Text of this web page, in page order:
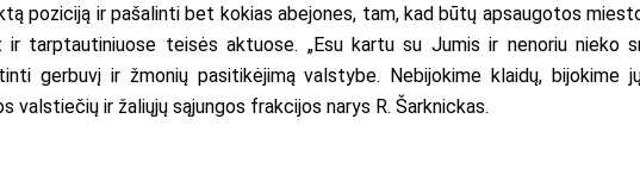
poziciją ir pašalinti bet kokias abejones, tam, kad būtų apsaugotos
ir tarptautiniuose teisės aktuose. „Esu kartu su Jumis ir nenoriu nieko
gerbuvį ir žmonių pasitikėjimą valstybe. Nebijokime klaidų,
valstiečių ir žaliųjų sąjungos frakcijos narys R. Šarknickas.